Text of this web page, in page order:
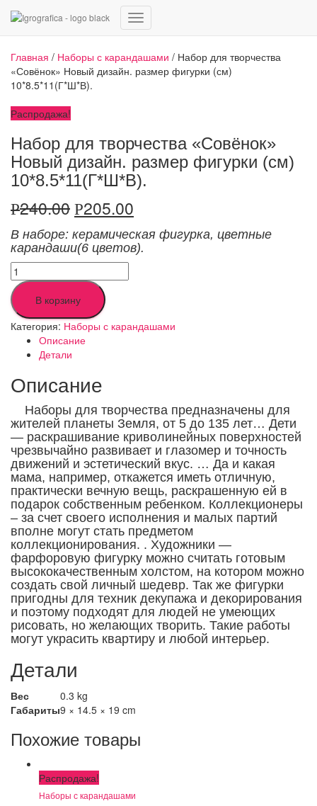
Переключить
Главная / Наборы с карандашами / Набор для творчества
«Совёнок» Новый дизайн. размер фигурки (см)
10*8.5*11(Г*Ш*В).
Распродажа!
Набор для творчества «Совёнок»
Новый дизайн. размер фигурки (см)
10*8.5*11(Г*Ш*В).
Р240.00 Р205.00
В наборе: керамическая фигурка, цветные
карандаши(6 цветов).
Количество
Набор
для
творчества
"Совёнок"
Новый
дизайн.
фигурки
(см)
10*8.5*11(Г*Ш*В).
В корзину
Категория: Наборы с карандашами
Описание
Детали
Описание
Наборы для творчества предназначены для
жителей планеты Земля, от 5 до 135 лет… Дети
— раскрашивание криволинейных поверхностей
чрезвычайно развивает и глазомер и точность
движений и эстетический вкус. … Да и какая
мама, например, откажется иметь отличную,
практически вечную вещь, раскрашенную ей в
подарок собственным ребенком. Коллекционеры
– за счет своего исполнения и малых партий
вполне могут стать предметом
коллекционирования. . Художники —
фарфоровую фигурку можно считать готовым
высококачественным холстом, на котором можно
создать свой личный шедевр. Так же фигурки
пригодны для техник декупажа и декорирования
и поэтому подходят для людей не умеющих
рисовать, но желающих творить. Такие работы
могут украсить квартиру и любой интерьер.
Детали
Вес
0.3 kg
Габариты9 × 14.5 × 19 cm
Похожие товары
Распродажа!
Наборы с карандашами